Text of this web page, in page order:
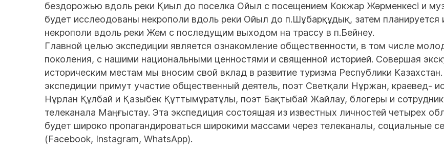
бездорожью вдоль реки Қиыл до поселка Ойыл с посещением Кокжар Жәрменкесі и
будет исслеодованы некрополи вдоль реки Ойыл до п.Шұбарқұдық, затем планируется
некрополи вдоль реки Жем с последущим выходом на трассу в п.Бейнеу.
Главной целью экспедиции является ознакомление общественности, в том числе
поколения, с нашими национальными ценностями и священной историей. Совершая
историческим местам мы вносим свой вклад в развитие туризма Республики
экспедиции примут участие общественный деятель, поэт Светқали Нұржан, краевед-
Нұрлан Құлбай и Қазыбек Құттымұратұлы, поэт Бақтыбай Жайлау, блогеры и
телеканала Маңғыстау. Эта экспедиция состоящая из известных личностей четырех
будет широко пропагандироваться широкими массами через телеканалы, социальные
(Facebook, Instagram, WhatsApp).